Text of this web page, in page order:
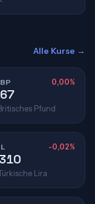
Alle Kurse →
0,00%
Pfund
-0,02%
Lira